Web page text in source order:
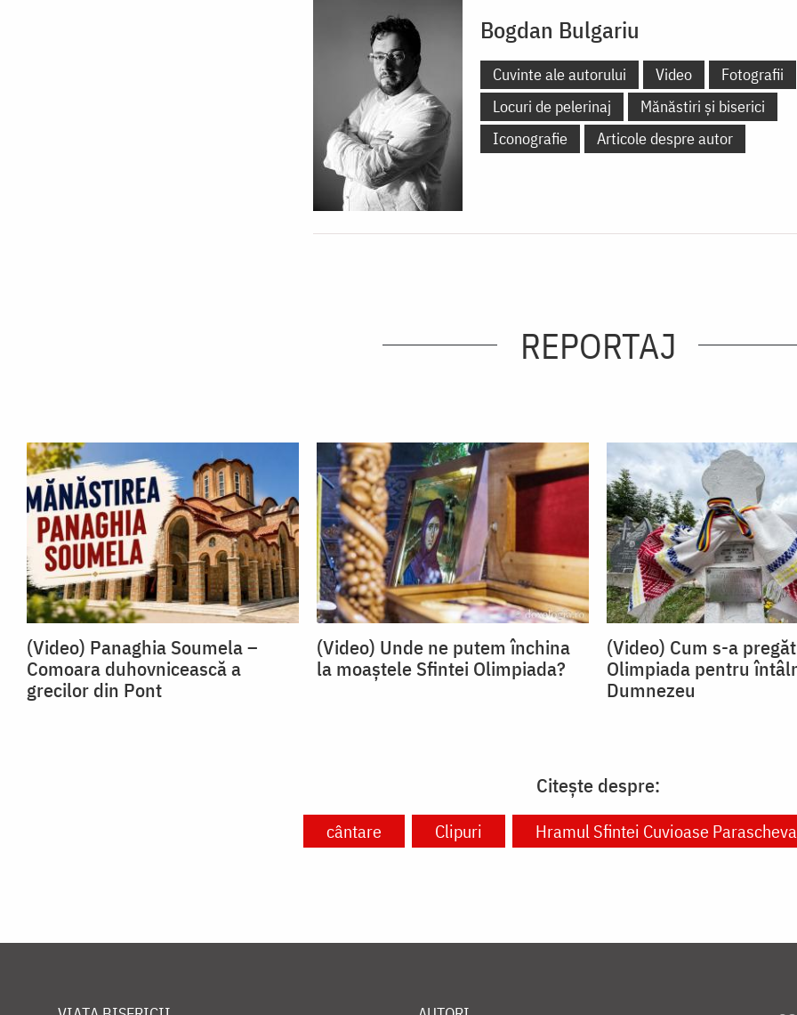
Bogdan Bulgariu
Cuvinte ale autorului Video
Fotografii
Locuri de pelerinaj
Mănăstiri și biserici
Iconografie
Articole despre autor
REPORTAJ
(Video) Panaghia Soumela –
Comoara duhovnicească a
grecilor din Pont
(Video) Unde ne putem închina
la moaștele Sfintei Olimpiada?
(Video) Cum s-a
Olimpiada pentru
Dumnezeu
Citește despre:
cântare Clipuri Hramul Sfintei Cuvioase